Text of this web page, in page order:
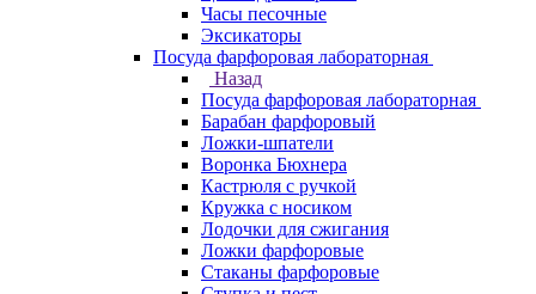
Часы песочные
Эксикаторы
Посуда фарфоровая лабораторная
Назад
Посуда фарфоровая лабораторная
Барабан фарфоровый
Ложки-шпатели
Воронка Бюхнера
Кастрюля с ручкой
Кружка с носиком
Лодочки для сжигания
Ложки фарфоровые
Стаканы фарфоровые